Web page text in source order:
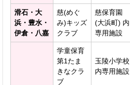
滑石・大
浜・豊水・
伊倉・八嘉
慈(めぐ
み)キッズ
クラブ
慈保育園
(大浜町) 内
専用施設
学童保育
第1たま
きなクラ
ブ
玉陵小学校
内専用施設